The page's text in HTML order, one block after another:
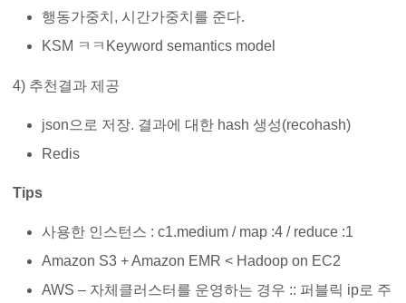
행동가중치, 시간가중치를 준다.
KSM ㅋㅋKeyword semantics model
4) 추천결과 제공
json으로 저장. 결과에 대한 hash 생성(recohash)
Redis
Tips
사용한 인스턴스 : c1.medium / map :4 / reduce :1
Amazon S3 + Amazon EMR < Hadoop on EC2
AWS – 자체클러스터를 운영하는 경우 :: 퍼블릭 ip로 주